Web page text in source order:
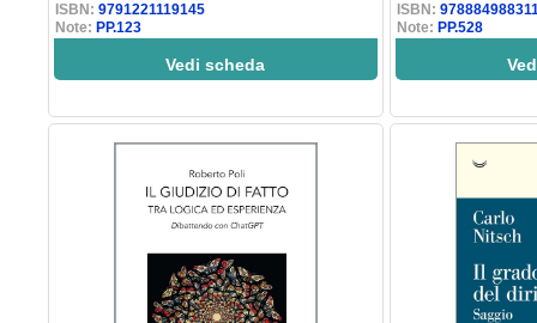
ISBN: 9791221119145
Note: PP.123
Vedi scheda
ISBN:
Note: PP.528